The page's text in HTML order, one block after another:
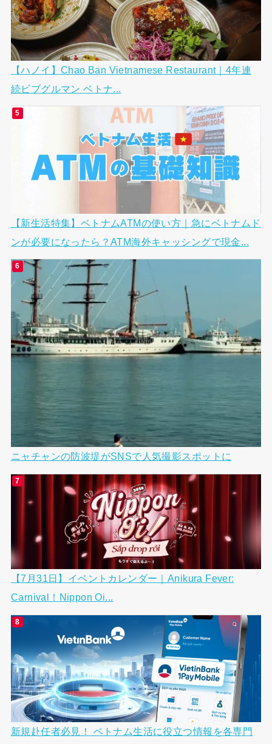
【ハノイ】Chao Ban Vietnamese Restaurant｜4年連
続ビブグルマン ベトナ...
【新生活特集】ベトナムATMの使い方｜急にベトナムド
ンが必要になったら？ATM海外キャッシングで現金...
ニャチャンの防波堤がSNSで人気撮影スポットに
【7月31日】イベントカレンダー｜Anikura Fever:
Carnival！Nippon Oi...
新規赴任者必見！ ベトナム生活に役立つ情報を各専門